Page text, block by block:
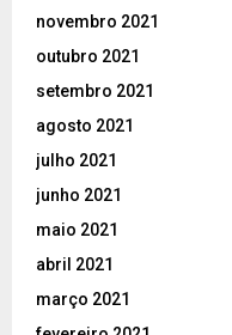
novembro 2021
outubro 2021
setembro 2021
agosto 2021
julho 2021
junho 2021
maio 2021
abril 2021
março 2021